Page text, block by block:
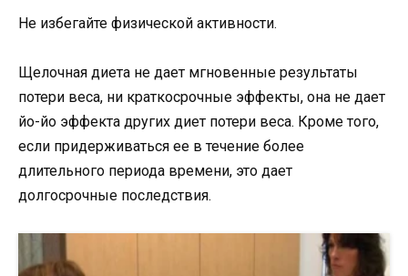
Не избегайте физической активности.
Щелочная диета не дает мгновенные результаты
потери веса, ни краткосрочные эффекты, она не дает
йо-йо эффекта других диет потери веса. Кроме того,
если придерживаться ее в течение более
длительного периода времени, это дает
долгосрочные последствия.